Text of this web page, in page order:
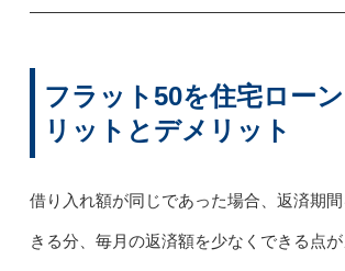
フラット50を住宅ロー
リットとデメリット
借り入れ額が同じであった場合、返済期
きる分、毎月の返済額を少なくできる点が